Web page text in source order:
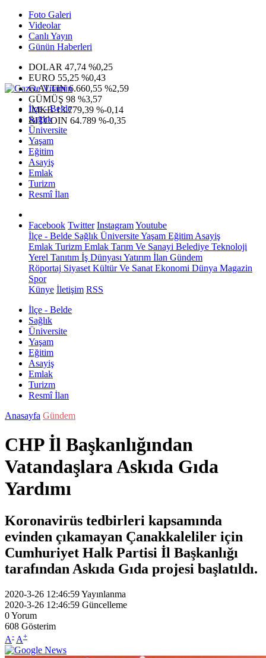
Foto Galeri
Videolar
Canlı Yayın
Günün Haberleri
DOLAR 47,74 %0,25
EURO 55,25 %0,43
G.ALTIN6.660,55 %2,59
GÜMÜŞ 98 %3,57
IMKB13.779,39 %-0,14
BITCOIN 64.789 %-0,35
İlçe - Belde
Sağlık
Üniversite
Yaşam
Eğitim
Asayiş
Emlak
Turizm
Resmî İlan
Facebook Twitter InstagramYoutube
İlçe - Belde Sağlık ÜniversiteYaşam Eğitim Asayiş
Emlak Turizm Emlak Tarım Ve Sanayi Belediye Teknoloji
Yerel Tanıtım İş Dünyası Yatırım İlan Gündem
Röportaj Siyaset Kültür Ve Sanat Ekonomi Dünya Magazin
Spor
Künye İletişim RSS
İlçe - Belde
Sağlık
Üniversite
Yaşam
Eğitim
Asayiş
Emlak
Turizm
Resmî İlan
Anasayfa Gündem
CHP İl Başkanlığından
Vatandaşlara Askıda Gıda
Yardımı
Koronavirüs tedbirleri kapsamında
evinden çıkamayan Çanakkaleliler için
Cumhuriyet Halk Partisi İl Başkanlığı
tarafından Askıda Gıda projesi başlatıldı.
2020-3-26 12:46:59Yayınlanma
2020-3-26 12:46:59 Güncelleme
0Yorum
608 Gösterim
A- A+